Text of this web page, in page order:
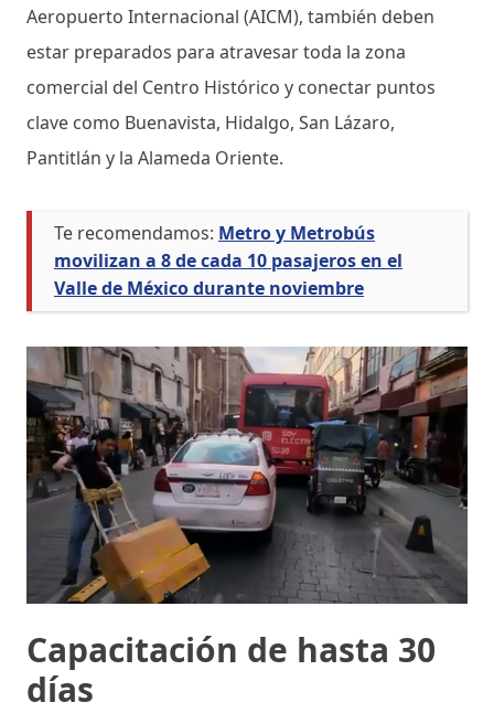
Aeropuerto Internacional (AICM), también deben
estar preparados para atravesar toda la zona
comercial del Centro Histórico y conectar puntos
clave como Buenavista, Hidalgo, San Lázaro,
Pantitlán y la Alameda Oriente.
Te recomendamos: Metro y Metrobús
movilizan a 8 de cada 10 pasajeros en el
Valle de México durante noviembre
Capacitación de hasta 30
días